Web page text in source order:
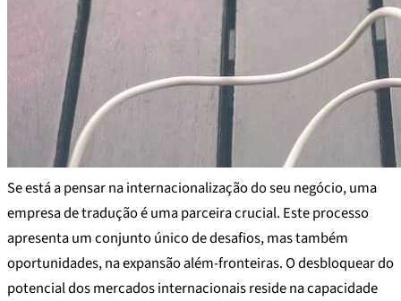
Se está a pensar na internacionalização do seu negócio, uma
empresa de tradução é uma parceira crucial. Este processo
apresenta um conjunto único de desafios, mas também
oportunidades, na expansão além-fronteiras. O desbloquear do
potencial dos mercados internacionais reside na capacidade